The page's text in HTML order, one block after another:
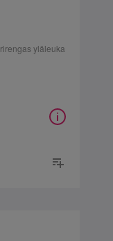
yläleuka